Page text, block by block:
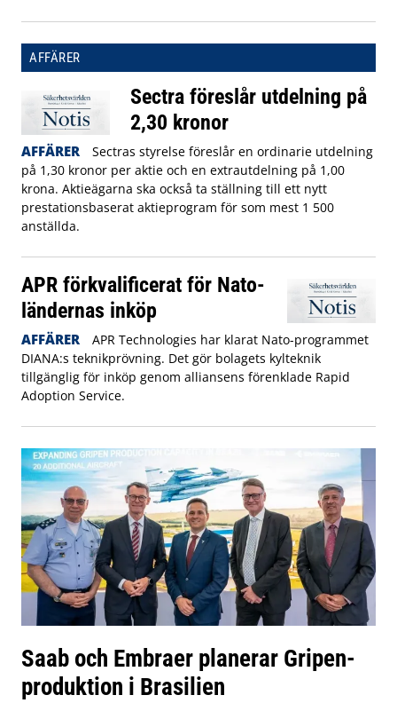
AFFÄRER
Sectra föreslår utdelning på
2,30 kronor
AFFÄRER
Sectras styrelse föreslår en ordinarie utdelning
på 1,30 kronor per aktie och en extrautdelning på 1,00
krona. Aktieägarna ska också ta ställning till ett nytt
prestationsbaserat aktieprogram för som mest 1 500
anställda.
APR förkvalificerat för Nato-
ländernas inköp
AFFÄRER
APR Technologies har klarat Nato-programmet
DIANA:s teknikprövning. Det gör bolagets kylteknik
tillgänglig för inköp genom alliansens förenklade Rapid
Adoption Service.
Saab och Embraer planerar Gripen-
produktion i Brasilien